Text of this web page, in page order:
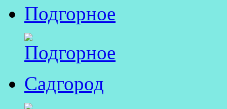
Подгорное
Садгород